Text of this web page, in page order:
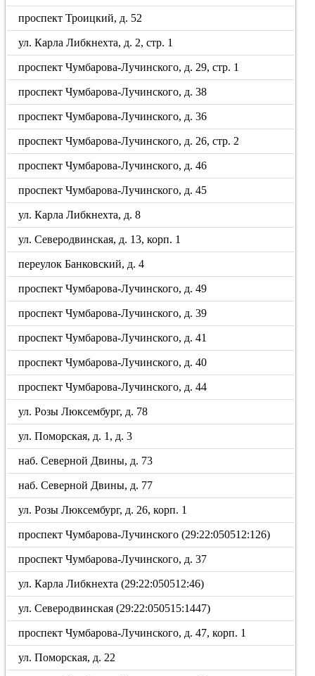
проспект Троицкий, д. 52
ул. Карла Либкнехта, д. 2, стр. 1
проспект Чумбарова-Лучинского, д. 29, стр. 1
проспект Чумбарова-Лучинского, д. 38
проспект Чумбарова-Лучинского, д. 36
проспект Чумбарова-Лучинского, д. 26, стр. 2
проспект Чумбарова-Лучинского, д. 46
проспект Чумбарова-Лучинского, д. 45
ул. Карла Либкнехта, д. 8
ул. Северодвинская, д. 13, корп. 1
переулок Банковский, д. 4
проспект Чумбарова-Лучинского, д. 49
проспект Чумбарова-Лучинского, д. 39
проспект Чумбарова-Лучинского, д. 41
проспект Чумбарова-Лучинского, д. 40
проспект Чумбарова-Лучинского, д. 44
ул. Розы Люксембург, д. 78
ул. Поморская, д. 1, д. 3
наб. Северной Двины, д. 73
наб. Северной Двины, д. 77
ул. Розы Люксембург, д. 26, корп. 1
проспект Чумбарова-Лучинского (29:22:050512:126)
проспект Чумбарова-Лучинского, д. 37
ул. Карла Либкнехта (29:22:050512:46)
ул. Северодвинская (29:22:050515:1447)
проспект Чумбарова-Лучинского, д. 47, корп. 1
ул. Поморская, д. 22